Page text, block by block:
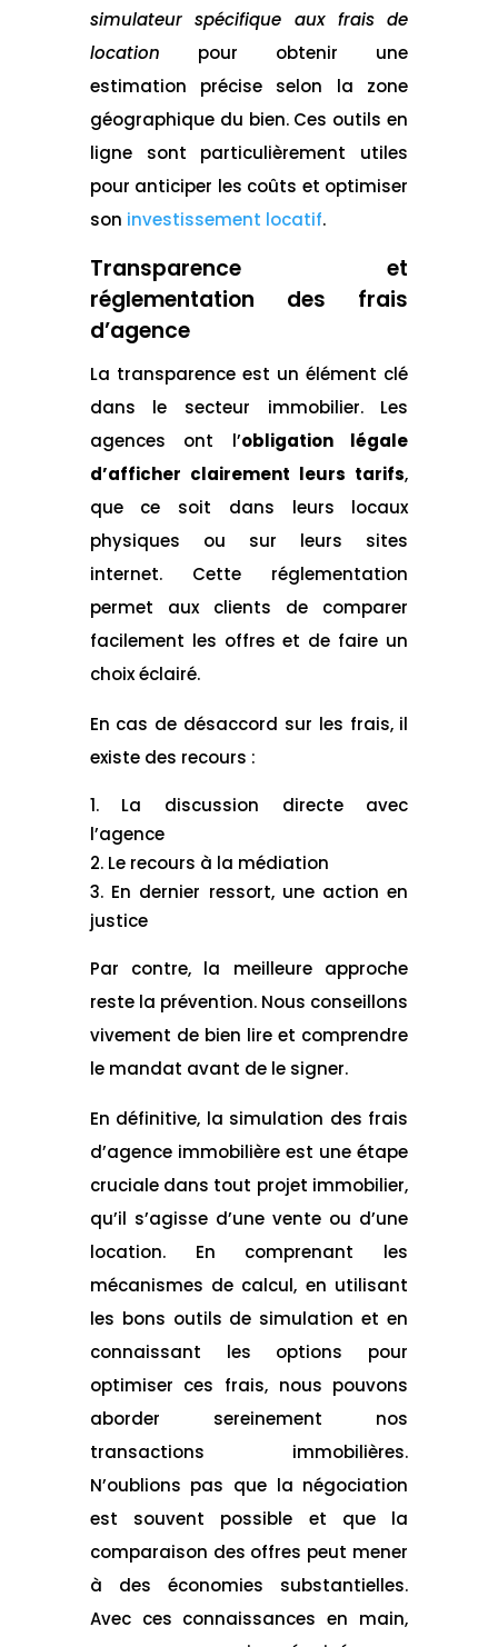
simulateur spécifique aux frais de
location pour obtenir une
estimation précise selon la zone
géographique du bien. Ces outils en
ligne sont particulièrement utiles
pour anticiper les coûts et optimiser
son investissement locatif.
Transparence et
réglementation des frais
d’agence
La transparence est un élément clé
dans le secteur immobilier. Les
agences ont l’obligation légale
d’afficher clairement leurs tarifs,
que ce soit dans leurs locaux
physiques ou sur leurs sites
internet. Cette réglementation
permet aux clients de comparer
facilement les offres et de faire un
choix éclairé.
En cas de désaccord sur les frais, il
existe des recours :
La discussion directe avec
l’agence
Le recours à la médiation
En dernier ressort, une action en
justice
Par contre, la meilleure approche
reste la prévention. Nous conseillons
vivement de bien lire et comprendre
le mandat avant de le signer.
En définitive, la simulation des frais
d’agence immobilière est une étape
cruciale dans tout projet immobilier,
qu’il s’agisse d’une vente ou d’une
location. En comprenant les
mécanismes de calcul, en utilisant
les bons outils de simulation et en
connaissant les options pour
optimiser ces frais, nous pouvons
aborder sereinement nos
transactions immobilières.
N’oublions pas que la négociation
est souvent possible et que la
comparaison des offres peut mener
à des économies substantielles.
Avec ces connaissances en main,